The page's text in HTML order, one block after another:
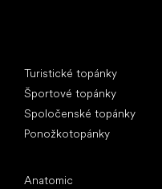
Turistické topánky
Športové topánky
Spoločenské topánky
Ponožkotopánky
Anatomic